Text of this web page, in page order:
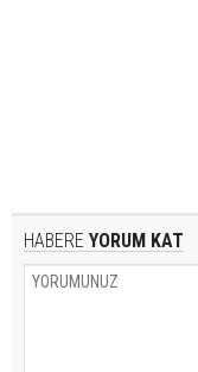
HABERE YORUM KAT